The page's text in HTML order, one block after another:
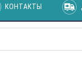
КОНТАКТЫ